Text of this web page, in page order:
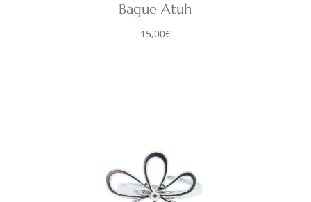
Bague Atuh
15,00€